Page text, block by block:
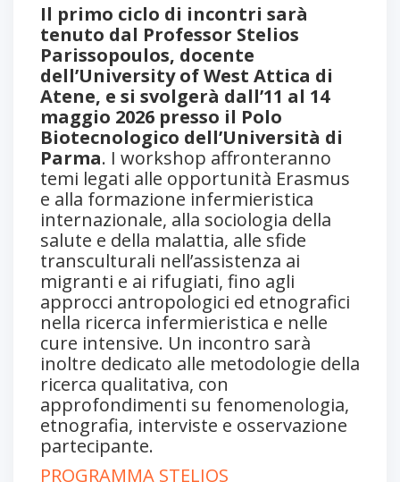
Il primo ciclo di incontri sarà
tenuto dal Professor Stelios
Parissopoulos, docente
dell’University of West Attica di
Atene, e si svolgerà dall’11 al 14
maggio 2026 presso il Polo
Biotecnologico dell’Università di
Parma. I workshop affronteranno
temi legati alle opportunità Erasmus
e alla formazione infermieristica
internazionale, alla sociologia della
salute e della malattia, alle sfide
transculturali nell’assistenza ai
migranti e ai rifugiati, fino agli
approcci antropologici ed etnografici
nella ricerca infermieristica e nelle
cure intensive. Un incontro sarà
inoltre dedicato alle metodologie della
ricerca qualitativa, con
approfondimenti su fenomenologia,
etnografia, interviste e osservazione
partecipante.
PROGRAMMA STELIOS